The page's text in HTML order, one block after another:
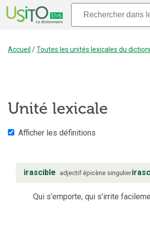
Accueil /Toutes les unités lexicales du
Unité lexicale
Afficher les définitions
irascible adjectif épicène singulier
Qui s’emporte, qui s’irrite